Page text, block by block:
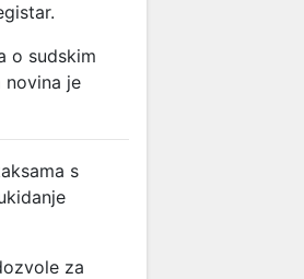
o sudskim
novina je
s
za